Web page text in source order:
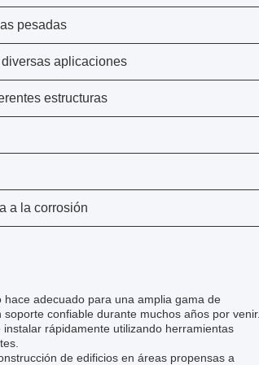
pesadas
aplicaciones
estructuras
a la corrosión
adecuado para una amplia gama de
confiable durante muchos años por venir.
rápidamente utilizando herramientas
de edificios en áreas propensas a